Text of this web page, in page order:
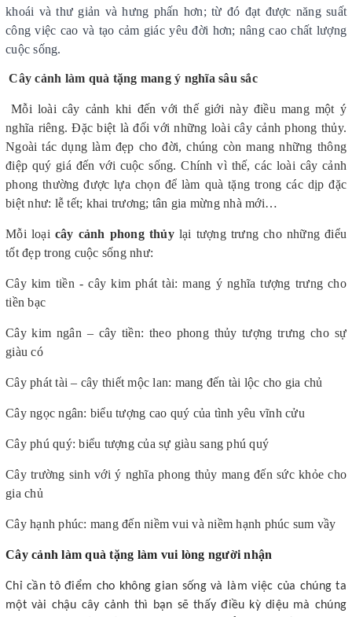
khoái và thư giản và hưng phấn hơn; từ đó đạt được năng suất
công việc cao và tạo cảm giác yêu đời hơn; nâng cao chất lượng
cuộc sống.
Cây cảnh làm quà tặng mang ý nghĩa sâu sắc
Mỗi loài cây cảnh khi đến với thế giới này điều mang một ý
nghĩa riêng. Đặc biệt là đối với những loài cây cảnh phong thủy.
Ngoài tác dụng làm đẹp cho đời, chúng còn mang những thông
điệp quý giá đến với cuộc sống. Chính vì thế, các loài cây cảnh
phong thường được lựa chọn để làm quà tặng trong các dịp đặc
biệt như: lễ tết; khai trương; tân gia mừng nhà mới…
Mỗi loại cây cảnh phong thủylại tượng trưng cho những điểu
tốt đẹp trong cuộc sống như:
Cây kim tiền - cây kim phát tài: mang ý nghĩa tượng trưng cho
tiền bạc
Cây kim ngân – cây tiền: theo phong thủy tượng trưng cho sự
giàu có
Cây phát tài – cây thiết mộc lan: mang đến tài lộc cho gia chủ
Cây ngọc ngân: biểu tượng cao quý của tình yêu vĩnh cửu
Cây phú quý: biểu tượng của sự giàu sang phú quý
Cây trường sinh với ý nghĩa phong thủy mang đến sức khỏe cho
gia chủ
Cây hạnh phúc: mang đến niềm vui và niềm hạnh phúc sum vầy
Cây cảnh làm quà tặng làm vui lòng người nhận
Chỉ cần tô điểm cho không gian sống và làm việc của chúng ta
một vài chậu cây cảnh thì bạn sẽ thấy điều kỳ diệu mà chúng